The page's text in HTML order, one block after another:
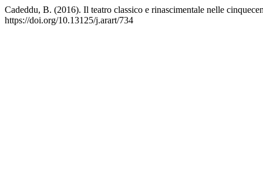
Cadeddu, B. (2016). Il teatro classico e rinascimentale nelle
https://doi.org/10.13125/j.arart/734